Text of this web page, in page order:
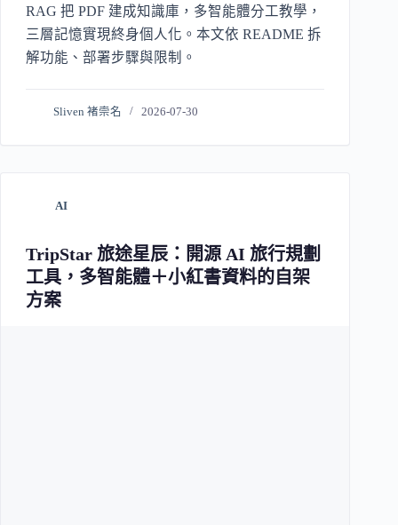
RAG 把 PDF 建成知識庫，多智能體分工教學，
三層記憶實現終身個人化。本文依 README 拆
解功能、部署步驟與限制。
Sliven 褚崇名 2026-07-30
AI
TripStar 旅途星辰：開源 AI 旅行規劃
工具，多智能體＋小紅書資料的自架
方案